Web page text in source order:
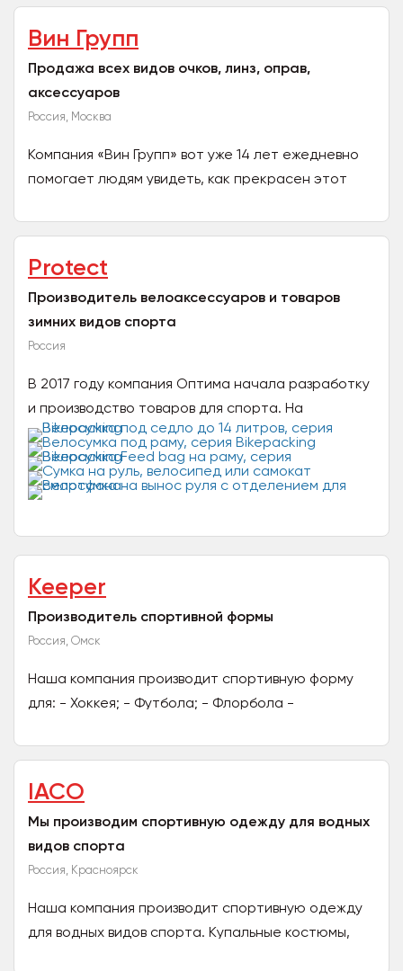
Вин Групп
Продажа всех видов очков, линз, оправ,
аксессуаров
Россия, Москва
Компания «Вин Групп» вот уже 14 лет ежедневно
помогает людям увидеть, как прекрасен этот
линзы, солнечные...
Protect
Производитель велоаксессуаров и товаров
зимних видов спорта
Россия
В 2017 году компания Оптима начала разработку
и производство товаров для спорта. На
протяжении этого времени компания растет и
развивается вместе с...
Keeper
Производитель спортивной формы
Россия, Омск
Наша компания производит спортивную форму
для: - Хоккея; - Футбола; - Флорбола -
многих других видов...
IACO
Мы производим спортивную одежду для водных
видов спорта
Россия, Красноярск
Наша компания производит спортивную одежду
для водных видов спорта. Купальные костюмы,